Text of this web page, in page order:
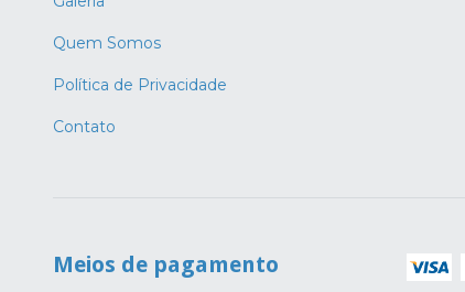
Quem Somos
Política de Privacidade
Contato
Meios de pagamento